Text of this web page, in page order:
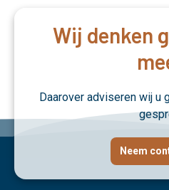
Wij denken
Daarover adviseren wij u
Neem